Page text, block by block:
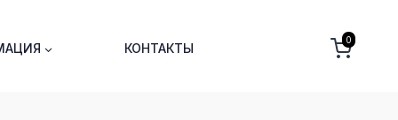
КОНТАКТЫ
0